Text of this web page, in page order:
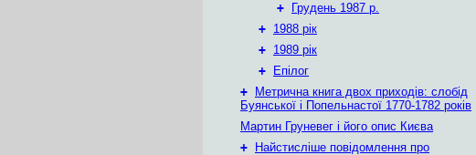
+
Грудень 1987 р.
+ 1988 рік
+ 1989 рік
+
Епілог
+
Метрична книга двох приходів: слобід
Буянської і Попельнастої 1770-1782 років
Мартин Груневег і його опис Києва
+
Найстисліше повідомлення про